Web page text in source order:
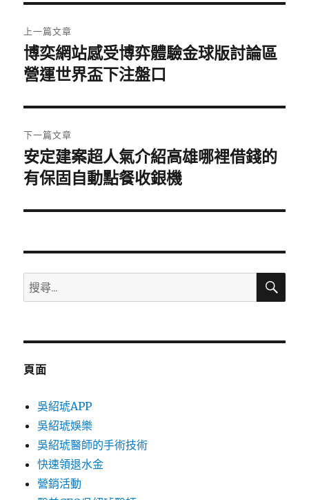
章
導
覽
上一篇文章
上
一
文
章:
博奕網站感受博弈體驗金球版討論區
營運世界盃下注盤口
下一篇文章
下
一
文
安定建案超人氣介紹高雄哪裡借錢的
有保固自動點餐收銀機
搜
尋
鍵
搜
頁面
吳紹琥APP
吳紹琥娛樂
吳紹琥醫師的手術技術
快速領退水金
營銷活動